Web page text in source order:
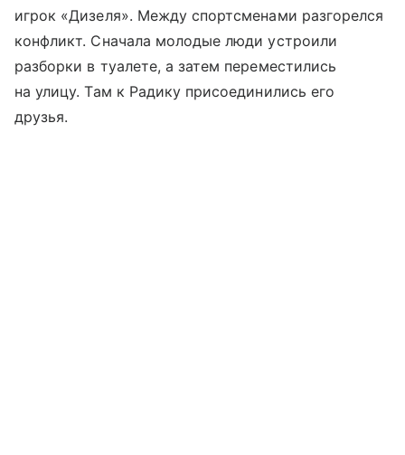
игрок «Дизеля». Между спортсменами разгорелся
конфликт. Сначала молодые люди устроили
разборки в туалете, а затем переместились
на улицу. Там к Радику присоединились его
друзья.